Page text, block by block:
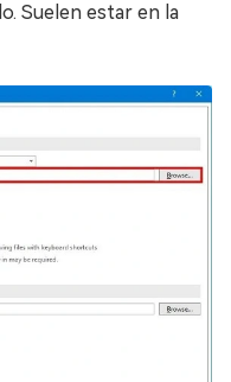
Suelen estar en la